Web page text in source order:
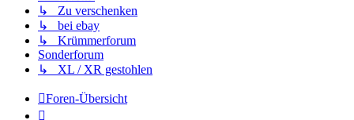
↳ Zu verschenken
↳ bei ebay
↳ Krümmerforum
Sonderforum
↳ XL / XR gestohlen
Foren-Übersicht